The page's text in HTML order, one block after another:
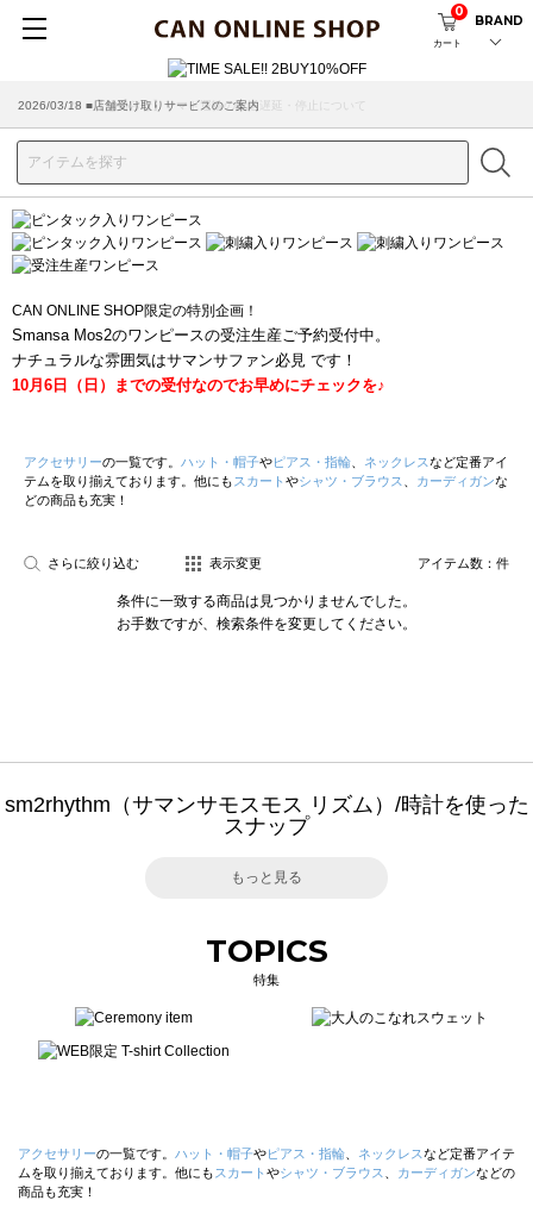
カート
0
BRAND
2026/07/29 ■【お知らせ】ヤマト運輸の配送遅延・停止について
2026/03/18 ■店舗受け取りサービスのご案内
CAN ONLINE SHOP限定の特別企画！
Smansa Mos2のワンピースの受注生産ご予約受付中。
ナチュラルな雰囲気はサマンサファン必見 です！
10月6日（日）までの受付なのでお早めにチェックを♪
アクセサリーの一覧です。 ハット・帽子やピアス・指輪 ネックレスなど定番アイ
テムを取り揃えております。他にも スカート やシャツ・ブラウス カーディガンな
どの商品も充実！
さらに絞り込む 表示変更 アイテム数： 件
条件に一致する商品は見つかりませんでした。
お手数ですが、検索条件を変更してください。
sm2rhythm（サマンサモスモス リズム）/時計を使った
スナップ
もっと見る
TOPICS
特集
アクセサリーの一覧です。 ハット・帽子やピアス・指輪 ネックレスなど定番アイテ
ムを取り揃えております。他にも スカート やシャツ・ブラウス カーディガンなどの
商品も充実！